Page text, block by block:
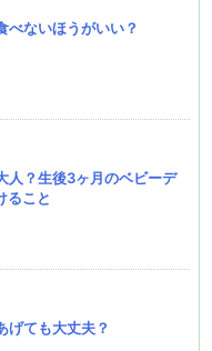
べないほうがいい？
人？生後3ヶ月のベビーデ
ること
げても大丈夫？